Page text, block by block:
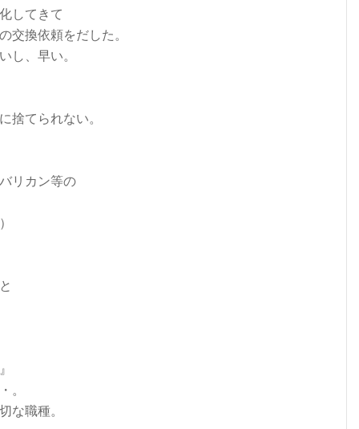
してきて
交換依頼をだした。
し、早い。
捨てられない。
リカン等の
。
な職種。